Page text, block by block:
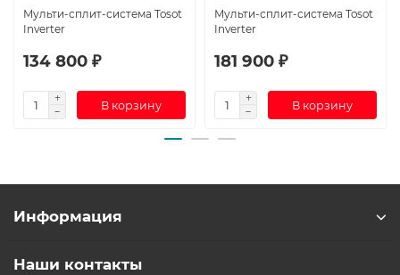
Мульти-сплит-система Tosot
Inverter
134 800 ₽
В корзину
Мульти-сплит-система Tosot
Inverter
181 900 ₽
В корзину
Информация
Наши контакты